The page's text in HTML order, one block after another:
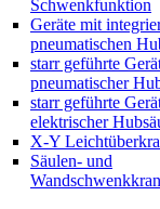
Schwenkfunktion
Geräte mit
pneumatischen
starr geführte
pneumatischer
starr geführte
elektrischer
X-Y
Säulen- und